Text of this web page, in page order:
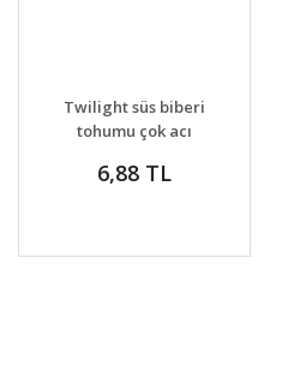
DETAYLAR
VER
Twilight süs biberi
tohumu çok acı
6,88 TL